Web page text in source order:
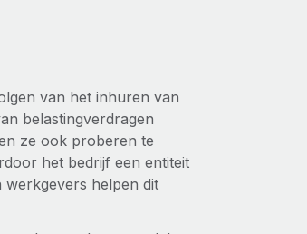
van het inhuren van
belastingverdragen
ze ook proberen te
het bedrijf een entiteit
helpen dit